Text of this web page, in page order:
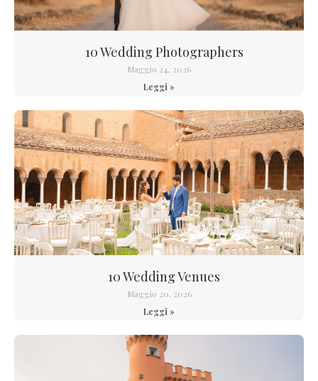
10 Wedding Photographers
Maggio 24, 2026
Leggi »
10 Wedding Venues
Maggio 20, 2026
Leggi »